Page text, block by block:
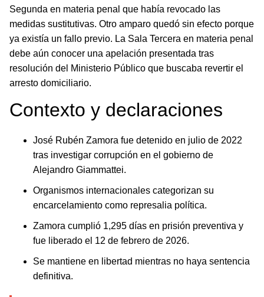
Segunda en materia penal que había revocado las
medidas sustitutivas. Otro amparo quedó sin efecto porque
ya existía un fallo previo. La Sala Tercera en materia penal
debe aún conocer una apelación presentada tras
resolución del Ministerio Público que buscaba revertir el
arresto domiciliario.
Contexto y declaraciones
José Rubén Zamora fue detenido en julio de 2022
tras investigar corrupción en el gobierno de
Alejandro Giammattei.
Organismos internacionales categorizan su
encarcelamiento como represalia política.
Zamora cumplió 1,295 días en prisión preventiva y
fue liberado el 12 de febrero de 2026.
Se mantiene en libertad mientras no haya sentencia
definitiva.